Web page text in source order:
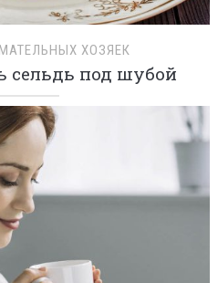
ХОЗЯЕК
сельдь под шубой